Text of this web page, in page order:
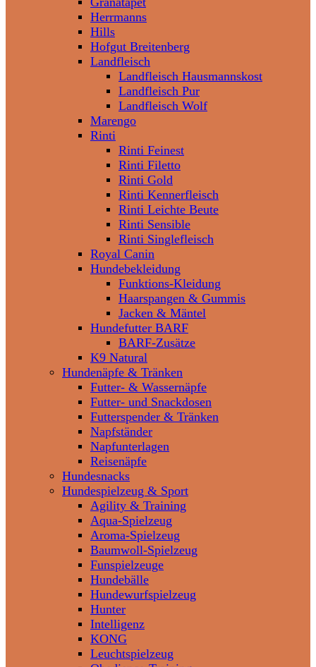
Herrmanns
Hills
Hofgut Breitenberg
Landfleisch
Landfleisch Hausmannskost
Landfleisch Pur
Landfleisch Wolf
Marengo
Rinti
Rinti Feinest
Rinti Filetto
Rinti Gold
Rinti Kennerfleisch
Rinti Leichte Beute
Rinti Sensible
Rinti Singlefleisch
Royal Canin
Hundebekleidung
Funktions-Kleidung
Haarspangen & Gummis
Jacken & Mäntel
Hundefutter BARF
BARF-Zusätze
K9 Natural
Hundenäpfe & Tränken
Futter- & Wassernäpfe
Futter- und Snackdosen
Futterspender & Tränken
Napfständer
Napfunterlagen
Reisenäpfe
Hundesnacks
Hundespielzeug & Sport
Agility & Training
Aqua-Spielzeug
Aroma-Spielzeug
Baumwoll-Spielzeug
Funspielzeuge
Hundebälle
Hundewurfspielzeug
Hunter
Intelligenz
KONG
Leuchtspielzeug